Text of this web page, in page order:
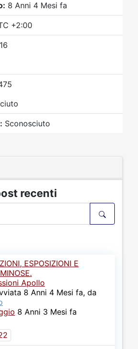
8 Anni 4 Mesi fa
+2:00
Sconosciuto
recenti
ESPOSIZIONI E
Apollo
8 Anni 4 Mesi fa, da
8 Anni 3 Mesi fa